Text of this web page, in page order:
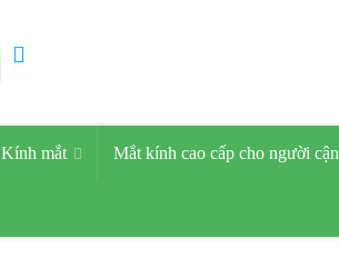
Kính mắt Mắt kính cao cấp cho người cận